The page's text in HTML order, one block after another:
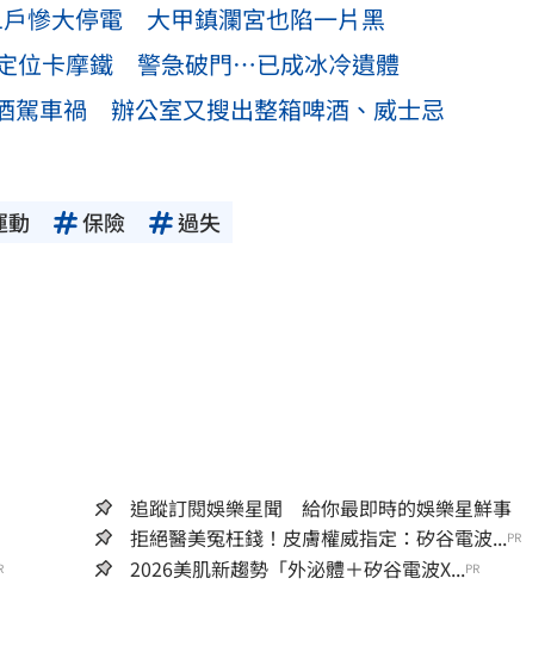
慘大停電 大甲鎮瀾宮也陷一片黑
位卡摩鐵 警急破門⋯已成冰冷遺體
駕車禍 辦公室又搜出整箱啤酒、威士忌
動 保險 過失
追蹤訂閱娛樂星聞 給你最即時的娛樂星鮮事
拒絕醫美冤枉錢！皮膚權威指定：矽谷電波...PR
2026美肌新趨勢「外泌體＋矽谷電波X...PR